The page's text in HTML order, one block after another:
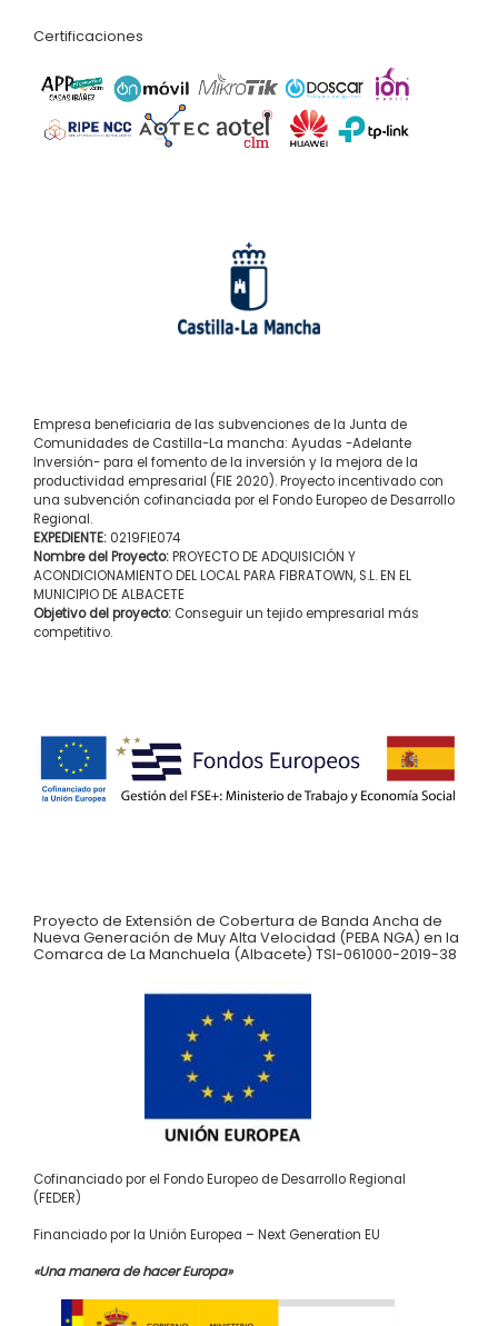
Certificaciones
Empresa beneficiaria de las subvenciones de la Junta de
Comunidades de Castilla-La mancha: Ayudas -Adelante
Inversión- para el fomento de la inversión y la mejora de la
productividad empresarial (FIE 2020). Proyecto incentivado con
una subvención cofinanciada por el Fondo Europeo de Desarrollo
Regional.
EXPEDIENTE: 0219FIE074
Nombre del Proyecto:PROYECTO DE ADQUISICIÓN Y
ACONDICIONAMIENTO DEL LOCAL PARA FIBRATOWN, S.L. EN EL
MUNICIPIO DE ALBACETE
Objetivo del proyecto:Conseguir un tejido empresarial más
competitivo.
Proyecto de Extensión de Cobertura de Banda Ancha de
Nueva Generación de Muy Alta Velocidad (PEBA NGA) en la
Comarca de La Manchuela (Albacete) TSI-061000-2019-38
Cofinanciado por el Fondo Europeo de Desarrollo Regional
(FEDER)
Financiado por la Unión Europea – Next Generation EU
«Una manera de hacer Europa»